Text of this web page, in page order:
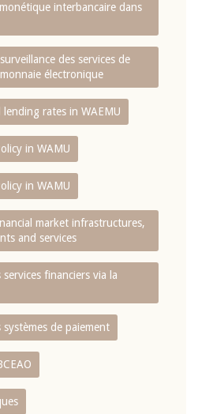
interbancaire dans
des services de
électronique
rates in WAEMU
in WAMU
in WAMU
market infrastructures,
and services
financiers via la
de paiement